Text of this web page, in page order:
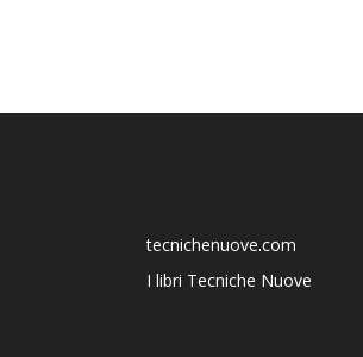
tecnichenuove.com
I libri Tecniche Nuove